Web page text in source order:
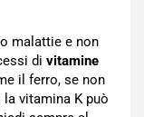
malattie e non
di vitamine
il ferro, se non
la vitamina K può